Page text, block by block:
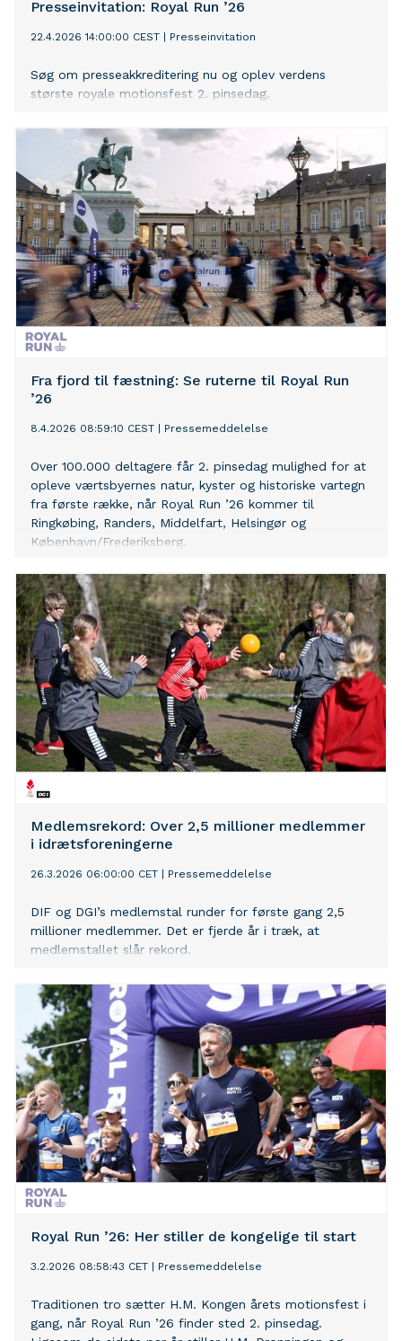
Presseinvitation: Royal Run ’26
22.4.2026 14:00:00 CEST Presseinvitation
Søg om presseakkreditering nu og oplev verdens
største royale motionsfest 2. pinsedag.
Fra fjord til fæstning: Se ruterne til Royal Run
’26
8.4.2026 08:59:10 CEST Pressemeddelelse
Over 100.000 deltagere får 2. pinsedag mulighed for at
opleve værtsbyernes natur, kyster og historiske vartegn
fra første række, når Royal Run ’26 kommer til
Ringkøbing, Randers, Middelfart, Helsingør og
København/Frederiksberg.
Medlemsrekord: Over 2,5 millioner medlemmer
i idrætsforeningerne
26.3.2026 06:00:00 CET Pressemeddelelse
DIF og DGI’s medlemstal runder for første gang 2,5
millioner medlemmer. Det er fjerde år i træk, at
medlemstallet slår rekord.
Royal Run ’26: Her stiller de kongelige til start
3.2.2026 08:58:43 CET Pressemeddelelse
Traditionen tro sætter H.M. Kongen årets motionsfest i
gang, når Royal Run ’26 finder sted 2. pinsedag.